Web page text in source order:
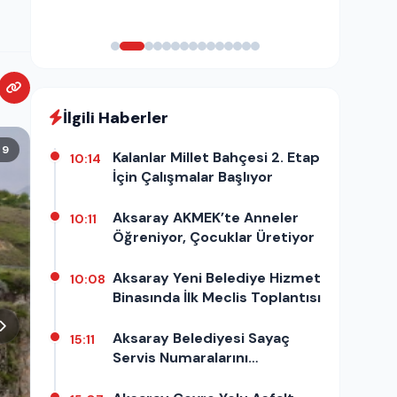
9
İlgili Haberler
10:14
Kalanlar Millet Bahçesi 2. Etap
İçin Çalışmalar Başlıyor
10:11
Aksaray AKMEK’te Anneler
Öğreniyor, Çocuklar Üretiyor
10:08 Aksaray Yeni Belediye Hizmet
Binasında İlk Meclis Toplantısı
15:11
Aksaray Belediyesi Sayaç
Servis Numaralarını